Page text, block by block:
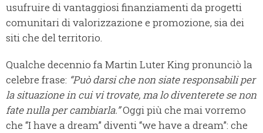
usufruire di vantaggiosi finanziamenti da progetti
comunitari di valorizzazione e promozione, sia dei
siti che del territorio.
Qualche decennio fa Martin Luter King pronunciò la
celebre frase: “Può darsi che non siate responsabili per
la situazione in cui vi trovate, ma lo diventerete se non
fate nulla per cambiarla.”Oggi più che mai vorremo
che “I have a dream” diventi “we have a dream”: che